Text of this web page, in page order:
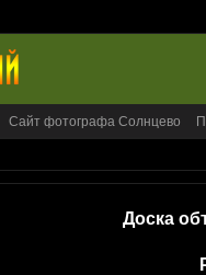
Сайт фотографа Солнцево
Доска